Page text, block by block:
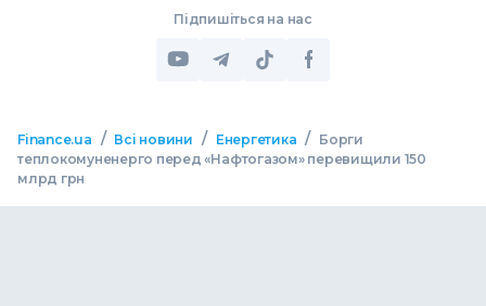
Підпишіться на нас
Finance.ua / Всі новини / Енергетика / Борги
теплокомуненерго перед «Нафтогазом» перевищили 150
млрд грн